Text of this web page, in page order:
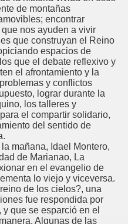
de montañas
encontrar
nos ayuden a vivir
que construyan el Reino
espacios de
que el debate reflexivo y
el afrontamiento y la
y conflictos
lograr durante la
los talleres y
el compartir solidario,
del sentido de
mañana, Idael Montero,
de Marianao, La
en el evangelio de
lo viejo y viceversa.
de los cielos?, una
fue respondida por
que se esparció en el
Algunas de las